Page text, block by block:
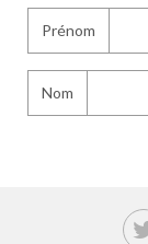
Prénom
Nom